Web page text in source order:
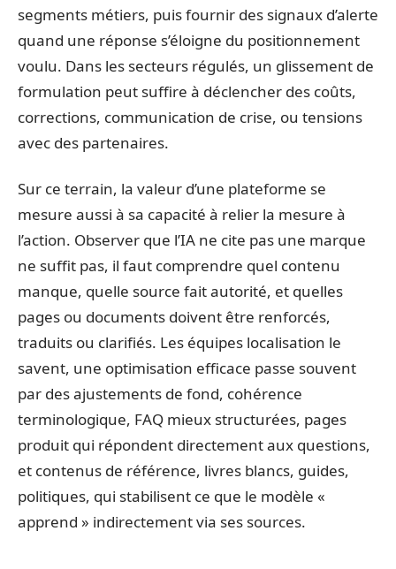
segments métiers, puis fournir des signaux d’alerte
quand une réponse s’éloigne du positionnement
voulu. Dans les secteurs régulés, un glissement de
formulation peut suffire à déclencher des coûts,
corrections, communication de crise, ou tensions
avec des partenaires.
Sur ce terrain, la valeur d’une plateforme se
mesure aussi à sa capacité à relier la mesure à
l’action. Observer que l’IA ne cite pas une marque
ne suffit pas, il faut comprendre quel contenu
manque, quelle source fait autorité, et quelles
pages ou documents doivent être renforcés,
traduits ou clarifiés. Les équipes localisation le
savent, une optimisation efficace passe souvent
par des ajustements de fond, cohérence
terminologique, FAQ mieux structurées, pages
produit qui répondent directement aux questions,
et contenus de référence, livres blancs, guides,
politiques, qui stabilisent ce que le modèle «
apprend » indirectement via ses sources.